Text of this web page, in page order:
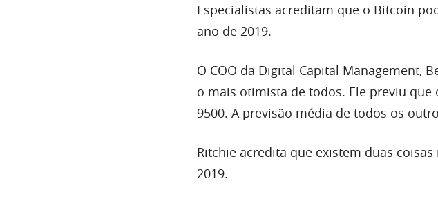
Especialistas acreditam que o Bitcoin
ano de 2019.
O COO da Digital Capital Management,
o mais otimista de todos. Ele previu
9500. A previsão média de todos os
Ritchie acredita que existem duas
2019.